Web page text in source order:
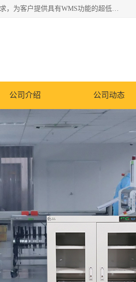
苏州纳冠电子设备有限公司位于苏州市相城区；我司依托国外先进技术结合国内用户的需求，为客户提供具有WMS功能的超低湿快速除湿电子防潮，压缩空气连续干燥柜、智能物料管理氮气储物柜、自制氮氮气柜、防潮氮气组合柜、不锈钢洁净氮气柜、洁净储物柜、石墨舟柜、亮灯导引丝网板存储柜、PCB柔性板气密干燥柜等
公司介绍 公司动态